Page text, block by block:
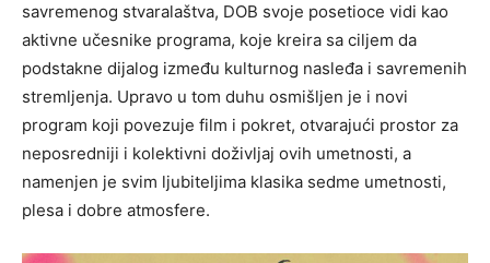
savremenog stvaralaštva, DOB svoje posetioce vidi kao
aktivne učesnike programa, koje kreira sa ciljem da
podstakne dijalog između kulturnog nasleđa i savremenih
stremljenja. Upravo u tom duhu osmišljen je i novi
program koji povezuje film i pokret, otvarajući prostor za
neposredniji i kolektivni doživljaj ovih umetnosti, a
namenjen je svim ljubiteljima klasika sedme umetnosti,
plesa i dobre atmosfere.